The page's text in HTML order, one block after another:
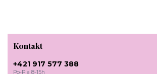
Kontakt
+421 917 577 388
Po-Pia 8-15h